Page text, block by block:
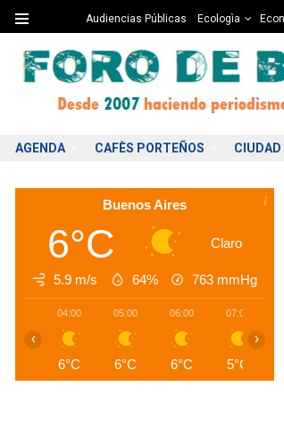
Audiencias Públicas Ecologìa
AGENDA CAFÈS PORTEÑOS CIUDAD
Buenos Aires
6°C Claro
5.9 m/s 64% 763 mmHg
04:00
6°C
05:00
6°C
06:00
6°C
07:00
5°C
‹ ›